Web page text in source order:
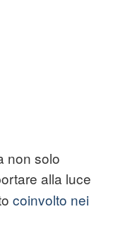
non solo
alla luce
coinvolto nei